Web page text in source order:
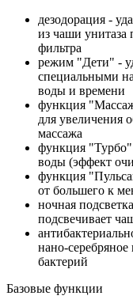
дезодорация -
из чаши
фильтра
режим "Дети" -
специальными
воды и времени
функция
для увеличения
массажа
функция "Турбо"
воды (эффект
функция
от большего к
ночная
подсвечивает
нано-
бактерий
Базовые функции